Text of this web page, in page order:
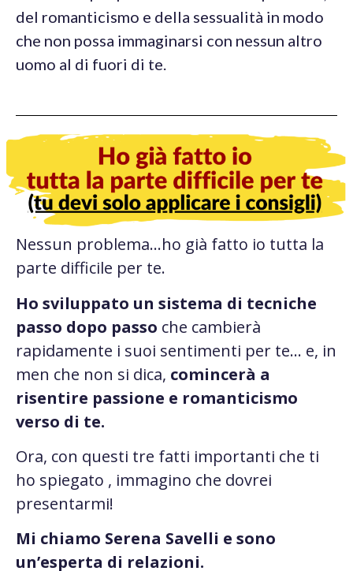
del romanticismo e della sessualità in modo
che non possa immaginarsi con nessun altro
uomo al di fuori di te.
Nessun problema…ho già fatto io tutta la
parte difficile per te.
Ho sviluppato un sistema di tecniche
passo dopo passo che cambierà
rapidamente i suoi sentimenti per te… e, in
men che non si dica, comincerà a
risentire passione e romanticismo
verso di te.
Ora, con questi tre fatti importanti che ti
ho spiegato , immagino che dovrei
presentarmi!
Mi chiamo Serena Savelli e sono
un’esperta di relazioni.